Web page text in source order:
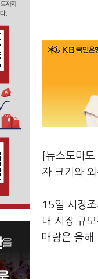
[뉴스토마
자 크기와
15일 시장
내 시장 규
매량은 올해